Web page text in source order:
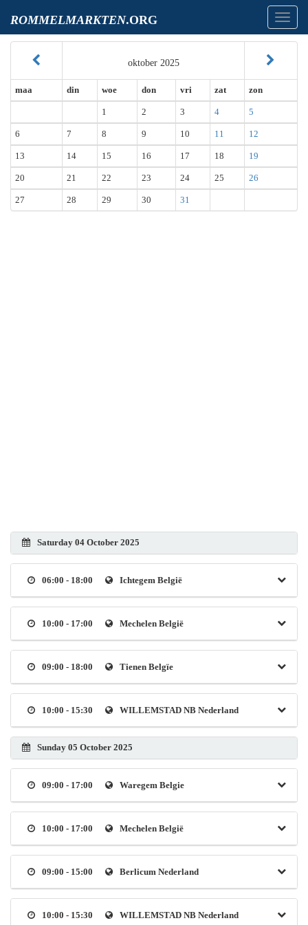
ROMMELMARKTEN.ORG
oktober 2025
maa din woe don vri zat zon
1 2 3 4 5
6 7 8 9 10 11 12
13 14 15 16 17 18 19
20 21 22 23 24 25 26
27 28 29 30 31
Saturday 04 October 2025
06:00 - 18:00 Ichtegem België
10:00 - 17:00 Mechelen België
09:00 - 18:00 Tienen Belgïe
10:00 - 15:30 WILLEMSTAD NB Nederland
Sunday 05 October 2025
09:00 - 17:00 Waregem Belgie
10:00 - 17:00 Mechelen België
09:00 - 15:00 Berlicum Nederland
10:00 - 15:30 WILLEMSTAD NB Nederland